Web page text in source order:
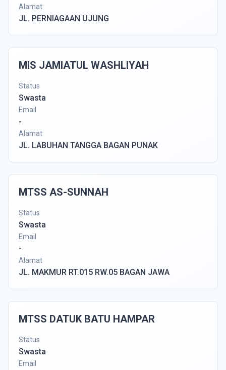
Alamat
JL. PERNIAGAAN UJUNG
MIS JAMIATUL WASHLIYAH
Status
Swasta
Email
-
Alamat
JL. LABUHAN TANGGA BAGAN PUNAK
MTSS AS-SUNNAH
Status
Swasta
Email
-
Alamat
JL. MAKMUR RT.015 RW.05 BAGAN JAWA
MTSS DATUK BATU HAMPAR
Status
Swasta
Email